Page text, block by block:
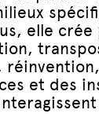
elle crée
et des